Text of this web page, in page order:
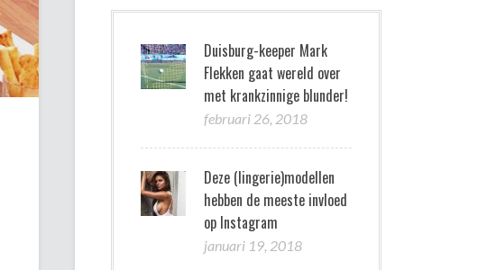
Duisburg-keeper Mark
Flekken gaat wereld over
met krankzinnige blunder!
februari 26, 2018
Deze (lingerie)modellen
hebben de meeste invloed
op Instagram
januari 19, 2018